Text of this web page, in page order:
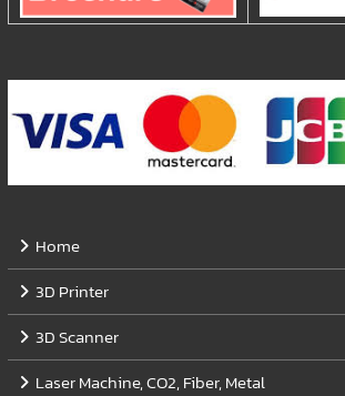
Home
3D Printer
3D Scanner
Laser Machine, CO2, Fiber, Metal